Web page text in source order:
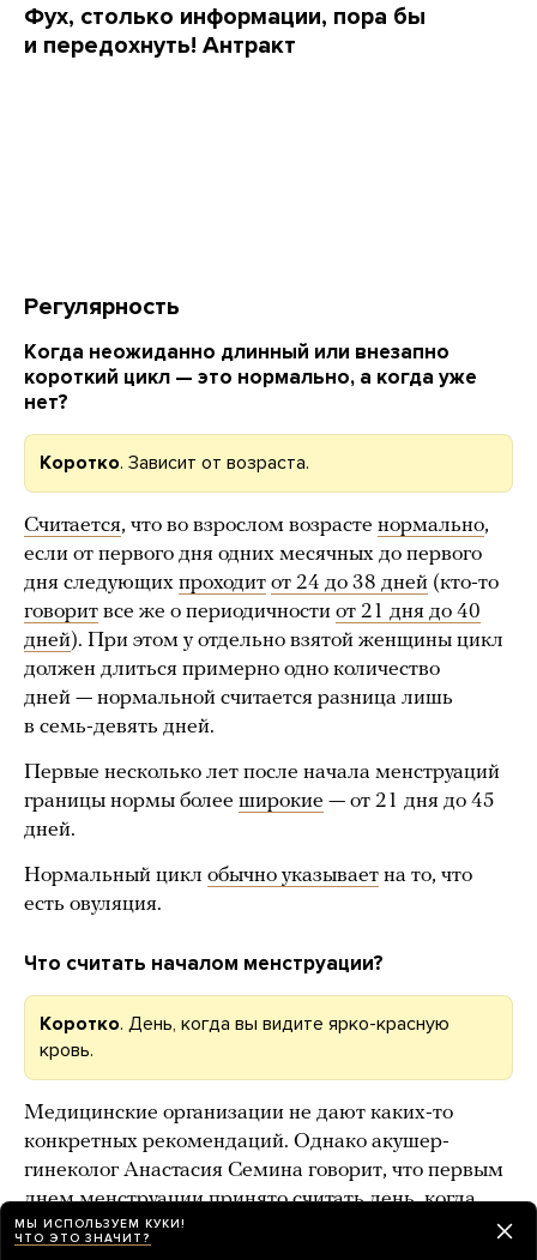
Фух, столько информации, пора бы
и передохнуть! Антракт
Регулярность
Когда неожиданно длинный или внезапно
короткий цикл — это нормально, а когда уже
нет?
Коротко. Зависит от возраста.
Считается, что во взрослом возрасте нормально,
если от первого дня одних месячных до первого
дня следующих проходит от 24 до 38 дней (кто-то
говорит все же о периодичности от 21 дня до 40
дней). При этом у отдельно взятой женщины цикл
должен длиться примерно одно количество
дней — нормальной считается разница лишь
в семь-девять дней.
Первые несколько лет после начала менструаций
границы нормы более широкие — от 21 дня до 45
дней.
Нормальный цикл обычно указывает на то, что
есть овуляция.
Что считать началом менструации?
Коротко. День, когда вы видите ярко-красную
кровь.
Медицинские организации не дают каких-то
конкретных рекомендаций. Однако акушер-
гинеколог Анастасия Семина говорит, что первым
днем менструации принято считать день, когда
человек видит ярко-красную кровь. «Скудные
МЫ ИСПОЛЬЗУЕМ КУКИ!
ЧТО ЭТО ЗНАЧИТ?